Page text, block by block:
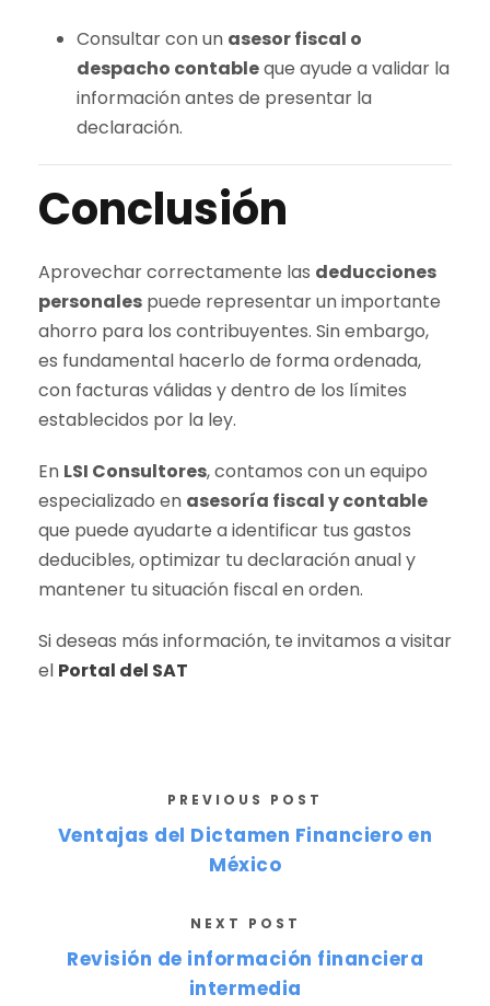
Consultar con un asesor fiscal o
despacho contableque ayude a validar la
información antes de presentar la
declaración.
Conclusión
Aprovechar correctamente las deducciones
personales puede representar un importante
ahorro para los contribuyentes. Sin embargo,
es fundamental hacerlo de forma ordenada,
con facturas válidas y dentro de los límites
establecidos por la ley.
En LSI Consultores, contamos con un equipo
especializado en asesoría fiscal y contable
que puede ayudarte a identificar tus gastos
deducibles, optimizar tu declaración anual y
mantener tu situación fiscal en orden.
Si deseas más información, te invitamos a visitar
el Portal del SAT
PREVIOUS POST
Ventajas del Dictamen Financiero en
México
NEXT POST
Revisión de información financiera
intermedia